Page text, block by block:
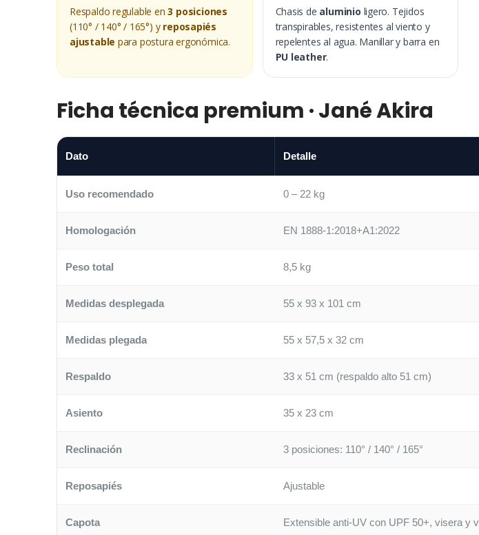
Respaldo regulable en3 posiciones
(110° / 140° / 165°) y reposapiés
ajustable para postura ergonómica.
Chasis de aluminio ligero. Tejidos
transpirables, resistentes al viento y
repelentes al agua. Manillar y barra en
PU leather.
Ficha técnica premium · Jané Akira
Dato Detalle
Uso recomendado 0 – 22 kg
Homologación EN 1888-1:2018+A1:2022
Peso total 8,5 kg
Medidas desplegada 55 x 93 x 101 cm
Medidas plegada 55 x 57,5 x 32 cm
Respaldo 33 x 51 cm (respaldo alto 51 cm)
Asiento 35 x 23 cm
Reclinación 3 posiciones: 110° / 140° / 165°
Reposapiés Ajustable
Capota Extensible anti-UV con UPF 50+, visera y